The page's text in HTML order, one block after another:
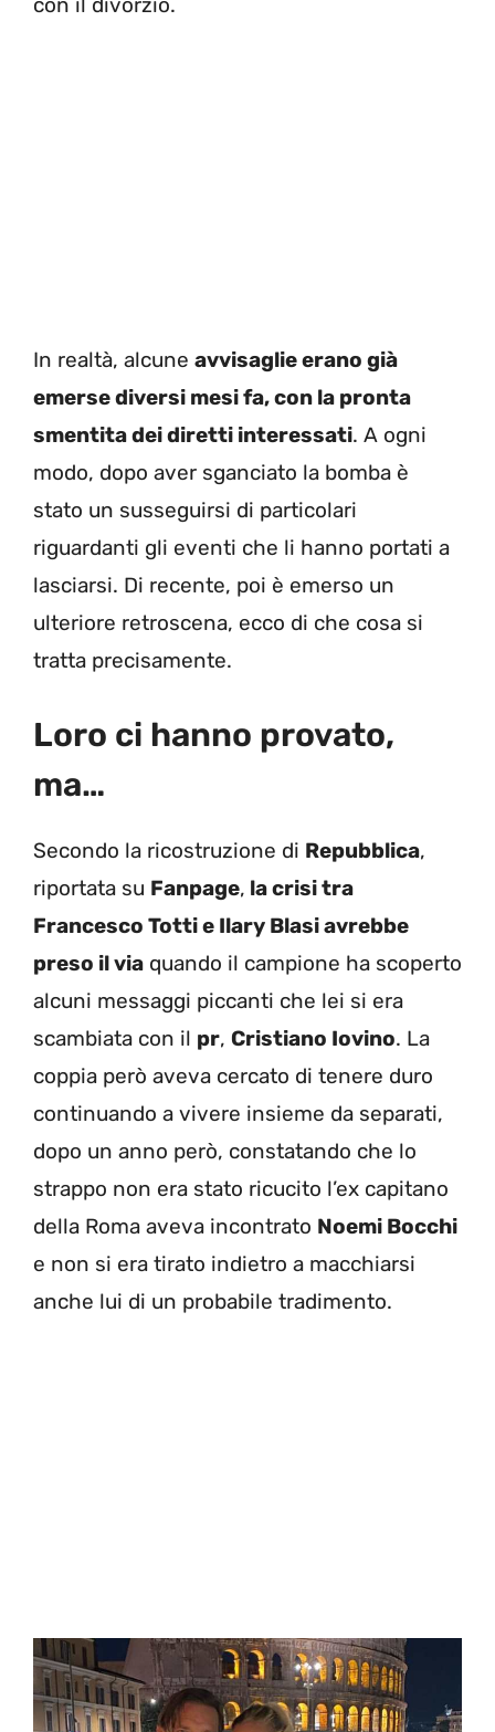
con il divorzio.
In realtà, alcune avvisaglie erano già
emerse diversi mesi fa, con la pronta
smentita dei diretti interessati. A ogni
modo, dopo aver sganciato la bomba è
stato un susseguirsi di particolari
riguardanti gli eventi che li hanno portati a
lasciarsi. Di recente, poi è emerso un
ulteriore retroscena, ecco di che cosa si
tratta precisamente.
Loro ci hanno provato,
ma…
Secondo la ricostruzione di Repubblica,
riportata su Fanpage, la crisi tra
Francesco Totti e Ilary Blasi avrebbe
preso il via quando il campione ha scoperto
alcuni messaggi piccanti che lei si era
scambiata con il pr, Cristiano Iovino. La
coppia però aveva cercato di tenere duro
continuando a vivere insieme da separati,
dopo un anno però, constatando che lo
strappo non era stato ricucito l’ex capitano
della Roma aveva incontrato Noemi Bocchi
e non si era tirato indietro a macchiarsi
anche lui di un probabile tradimento.